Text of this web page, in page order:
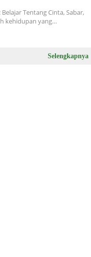
Tentang Cinta, Sabar,
kehidupan yang…
Selengkapnya